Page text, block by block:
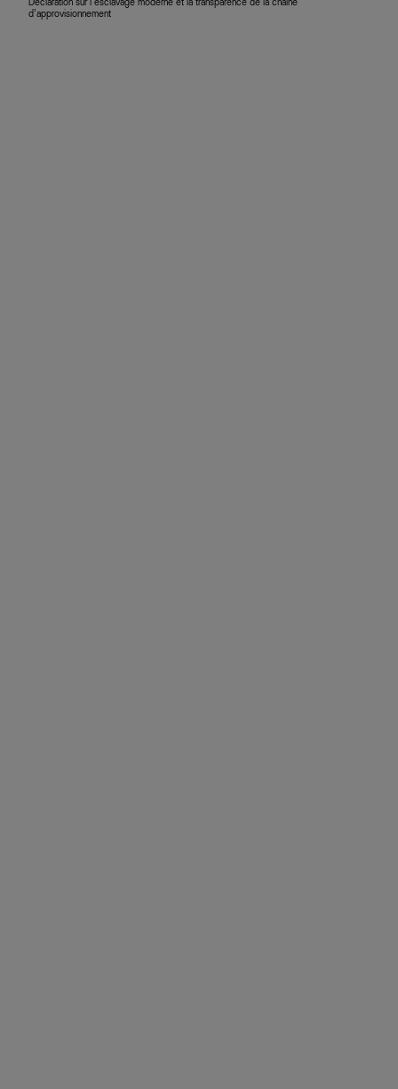
Déclaration sur l’esclavage moderne et la transparence de la chaîne
d’approvisionnement